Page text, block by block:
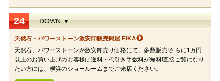
24 DOWN ▼
天然石・パワーストーン激安卸販売問屋 EIKA
天然石、パワーストーンが激安卸売り価格にて、多数販売!さらに1万円
以上のお買い上げのお客様は送料・代引き手数料が無料!直接ご覧になり
たい方には、横浜のショールームまでご来店ください。